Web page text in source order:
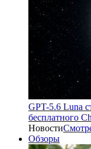
GPT-5.6 Luna
бесплатного
Новости
Обзоры